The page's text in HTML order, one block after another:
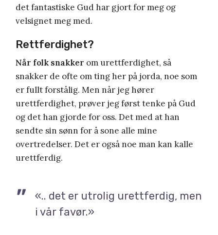
det fantastiske Gud har gjort for meg og
velsignet meg med.
Rettferdighet?
Når folk snakker om urettferdighet, så
snakker de ofte om ting her på jorda, noe som
er fullt forstålig. Men når jeg hører
urettferdighet, prøver jeg først tenke på Gud
og det han gjorde for oss. Det med at han
sendte sin sønn for å sone alle mine
overtredelser. Det er også noe man kan kalle
urettferdig.
«.. det er utrolig urettferdig, men
i vår favør.»